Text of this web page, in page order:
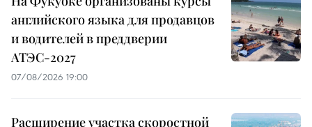
английского языка для продавцов
и водителей в преддверии
АТЭС-2027
07/08/2026 19:00
Расширение участка скоростной